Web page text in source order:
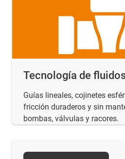
Tecnología de
Guías lineales, cojinetes
fricción duraderos y sin
bombas, válvulas y racores.